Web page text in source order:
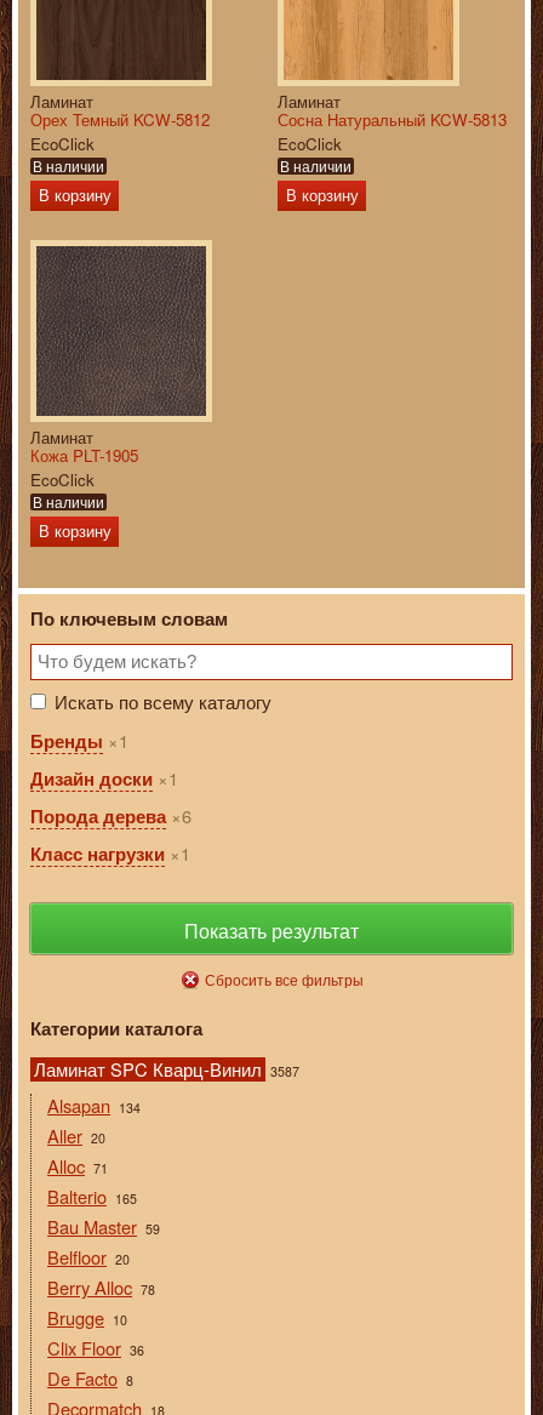
Ламинат
Орех Темный KCW-5812
EcoClick
В наличии
В корзину
Ламинат
Сосна Натуральный KCW-5813
EcoClick
В наличии
В корзину
Ламинат
Кожа PLT-1905
EcoClick
В наличии
В корзину
По ключевым словам
Искать по всему каталогу
Бренды
1
Дизайн доски
1
Порода дерева
6
Класс нагрузки
1
Показать результат
Сбросить все фильтры
Категории каталога
Ламинат SPC Кварц-Винил 3587
Alsapan 134
Aller 20
Alloc 71
Balterio 165
Bau Master 59
Belfloor 20
Berry Alloc 78
Brugge 10
Clix Floor 36
De Facto 8
Decormatch 18